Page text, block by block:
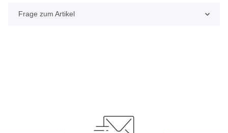
Frage zum Artikel